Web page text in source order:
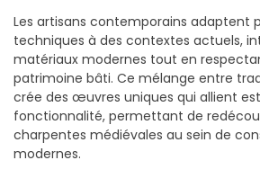
Les artisans contemporains adaptent
techniques à des contextes actuels,
matériaux modernes tout en
patrimoine bâti. Ce mélange entre
crée des œuvres uniques qui allient
fonctionnalité, permettant de
charpentes médiévales au sein de
modernes.